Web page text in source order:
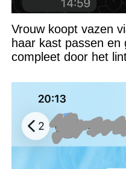
Vrouw koopt vazen
haar kast passen en
compleet door het